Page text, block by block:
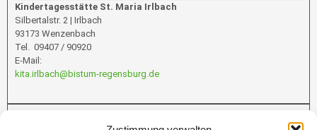
Kindertagesstätte St. Maria Irlbach
Silbertalstr. 2 | Irlbach
93173 Wenzenbach
Tel. 09407 / 90920
E-Mail:
kita.irlbach@bistum-regensburg.de